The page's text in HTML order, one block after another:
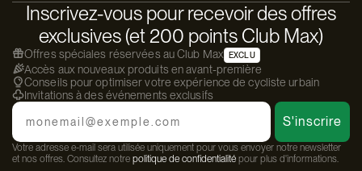
Inscrivez-vous pour recevoir des offres
exclusives (et 200 points Club Max)
Offres spéciales réservées au Club Max EXCLU
Accès aux nouveaux produits en avant-première
Conseils pour optimiser votre expérience de cycliste urbain
Invitations à des événements exclusifs
Email
S'inscrire
Votre adresse e-mail sera utilisée uniquement pour vous envoyer notre newsletter
et nos offres. Consultez notre politique de confidentialité pour plus d'informations.